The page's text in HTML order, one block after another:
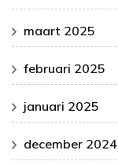
maart 2025
februari 2025
januari 2025
december 2024